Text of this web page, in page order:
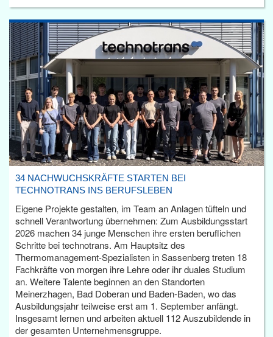
34 NACHWUCHSKRÄFTE STARTEN BEI
TECHNOTRANS INS BERUFSLEBEN
Eigene Projekte gestalten, im Team an Anlagen tüfteln und
schnell Verantwortung übernehmen: Zum Ausbildungsstart
2026 machen 34 junge Menschen ihre ersten beruflichen
Schritte bei technotrans. Am Hauptsitz des
Thermomanagement-Spezialisten in Sassenberg treten 18
Fachkräfte von morgen ihre Lehre oder ihr duales Studium
an. Weitere Talente beginnen an den Standorten
Meinerzhagen, Bad Doberan und Baden-Baden, wo das
Ausbildungsjahr teilweise erst am 1. September anfängt.
Insgesamt lernen und arbeiten aktuell 112 Auszubildende in
der gesamten Unternehmensgruppe.